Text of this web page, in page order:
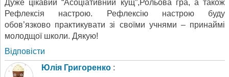
Дуже цікавий “Асоціативний кущ”,Рольова гра, а також
Рефлексія настрою. Рефлексію настрою буду
обов’язково практикувати зі своїми учнями – принаймі
молодщої школи. Дякую!
Відповіcти
Юлія Григоренко :